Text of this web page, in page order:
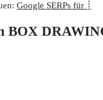
Google SERPs für ┊
BOX